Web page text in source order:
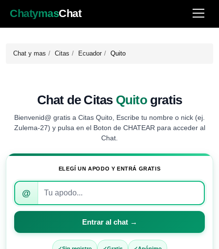
ChatymasChat
Chat y mas Citas Ecuador Quito
Chat de Citas Quitogratis
Bienvenid@ gratis a Citas Quito, Escribe tu nombre o nick (ej.
Zulema-27) y pulsa en el Boton de CHATEAR para acceder al
Chat.
ELEGÍ UN APODO Y ENTRÁ GRATIS
Introduce
apodo
para
entrar
@
Entrar al chat →